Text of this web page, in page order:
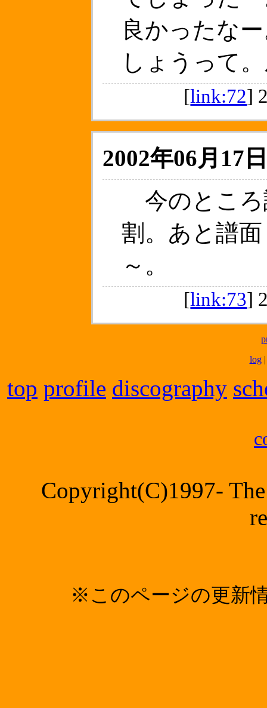
良かったな
しょうって
[link:72]
2002年06月17
今のところ
割。あと譜
～。
[link:73]
log
top profile discography
Copyright(C)1997-
※このページの更新